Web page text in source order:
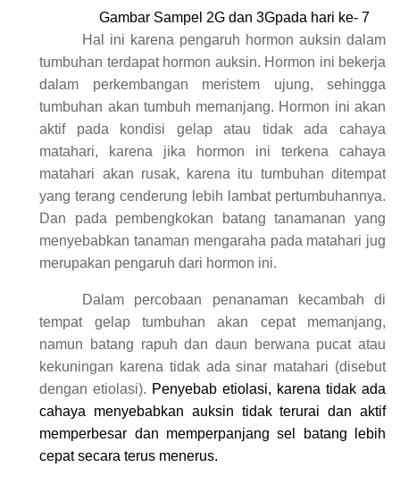
Gambar Sampel 2G dan 3Gpada hari ke- 7
Hal ini karena pengaruh hormon auksin dalam
tumbuhan terdapat hormon auksin. Hormon ini bekerja
dalam perkembangan meristem ujung, sehingga
tumbuhan akan tumbuh memanjang. Hormon ini akan
aktif pada kondisi gelap atau tidak ada cahaya
matahari, karena jika hormon ini terkena cahaya
matahari akan rusak, karena itu tumbuhan ditempat
yang terang cenderung lebih lambat pertumbuhannya.
Dan pada pembengkokan batang tanamanan yang
menyebabkan tanaman mengaraha pada matahari jug
merupakan pengaruh dari hormon ini.
Dalam percobaan penanaman kecambah di
tempat gelap tumbuhan akan cepat memanjang,
namun batang rapuh dan daun berwana pucat atau
kekuningan karena tidak ada sinar matahari (disebut
dengan etiolasi). Penyebab etiolasi, karena tidak ada
cahaya menyebabkan auksin tidak terurai dan aktif
memperbesar dan memperpanjang sel batang lebih
cepat secara terus menerus.